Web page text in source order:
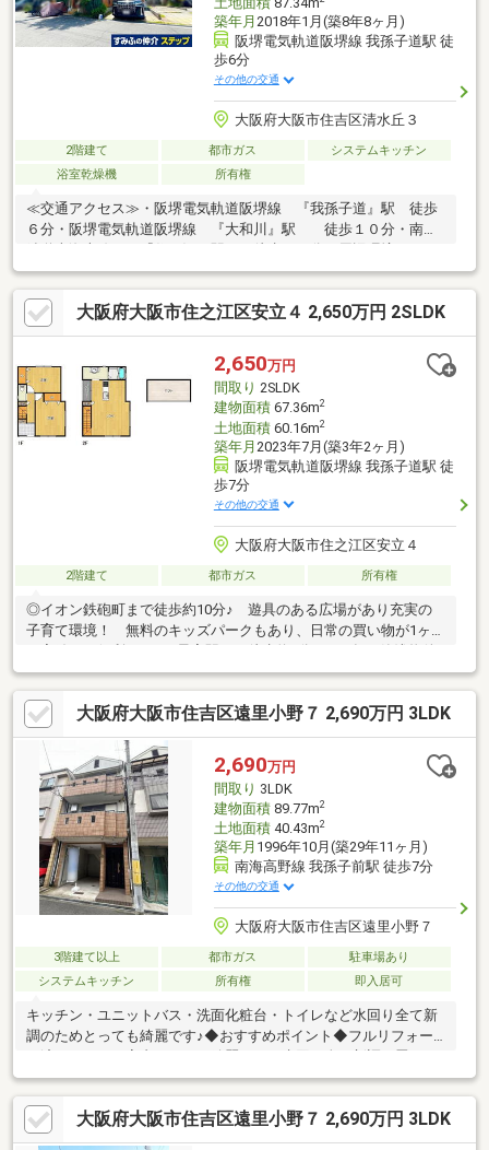
築年月 2018年1月(築8年8ヶ月)
阪堺電気軌道阪堺線 我孫子道駅 徒
歩6分
その他の交通
大阪府大阪市住吉区清水丘３
2階建て 都市ガス
システムキッチン
浴室乾燥機
所有権
≪交通アクセス≫・阪堺電気軌道阪堺線 『我孫子道』駅 徒歩
６分・阪堺電気軌道阪堺線 『大和川』駅 徒歩１０分・南海
イフ遠里小野店 徒歩３分 (約２３０ｍ)・ロー
ソン遠里小野店 徒歩４分 （約２９０ｍ）・ファミリーマート
我孫子道駅前店 徒歩６分 （約４２０ｍ）・清水丘ふれあい公
園 徒歩１分 （約８０ｍ）・オレンジ元気薬局や
すらぎ薬局 徒歩５分 （約３７０ｍ）・大阪市立清水丘小学
校 徒歩９分 （約６７０ｍ）・大阪市立墨江丘中学
校 徒歩１５分（約１２００ｍ）
大阪府大阪市住之江区安立４ 2,650万円 2SLDK
2,650万円
間取り 2SLDK
建物面積67.36m2
土地面積60.16m2
築年月 2023年7月(築3年2ヶ月)
阪堺電気軌道阪堺線 我孫子道駅 徒
歩7分
その他の交通
大阪府大阪市住之江区安立４
2階建て 都市ガス 所有権
◎イオン鉄砲町まで徒歩約10分♪ 遊具のある広場があり充実の
子育て環境！ 無料のキッズパークもあり、日常の買い物が1ヶ所
■2階に水廻りが集約し、家事もらくらく！■節水や家事の負担軽
減に便利な食洗機付きのキッチン！■各居室のほかロフトもあり
収納豊富！■玄関にも収納あり■TVモニター付きインターホン～周
辺環境～・スーパーまで徒歩約9分・コンビニまで徒歩約8分・ド
ラッグストアまで徒歩約8分・公園まで徒歩約5分住宅ローンや資
金計画などお気軽にご相談ください！お問合せお待ちしておりま
す！
大阪府大阪市住吉区遠里小野７ 2,690万円 3LDK
2,690万円
間取り 3LDK
建物面積89.77m2
土地面積40.43m2
築年月 1996年10月(築29年11ヶ月)
南海高野線 我孫子前駅 徒歩7分
その他の交通
大阪府大阪市住吉区遠里小野７
3階建て以上 都市ガス
駐車場あり
システムキッチン
所有権 即入居可
キッチン・ユニットバス・洗面化粧台・トイレなど水回り全て新
調のためとっても綺麗です♪◆おすすめポイント◆フルリフォー
すま・フローリング・クロスも全て張替え！小中学校も近く、お
子様が居る方も安心の立地！◆周辺環境◆イオンモール堺鉄炮町
店 車７分遠里小野小学校 徒歩４分大和川中学校 徒歩６分■
支払い例■２，６９０万円 お借入れの場合返済年数５０年
大阪府大阪市住吉区遠里小野７ 2,690万円 3LDK